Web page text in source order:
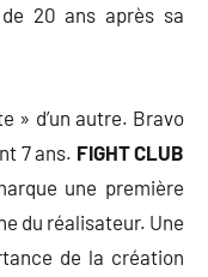
20 ans après sa
» d’un autre. Bravo
7 ans. FIGHT CLUB
une première
du réalisateur. Une
de la création